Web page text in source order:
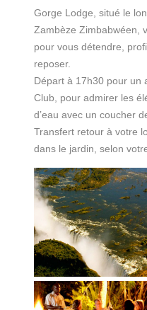
Gorge Lodge, situé le
Zambèze Zimbabwéen,
pour vous détendre,
reposer.
Départ à 17h30 pour un
Club, pour admirer les
d’eau avec un coucher
Transfert retour à votre
dans le jardin, selon